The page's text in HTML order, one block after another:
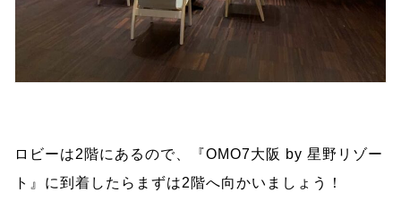
ロビーは2階にあるので、『OMO7大阪 by 星野リゾー
ト』に到着したらまずは2階へ向かいましょう！